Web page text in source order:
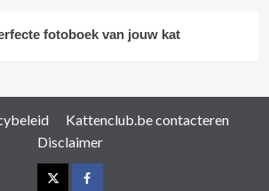
fotoboek van jouw kat
Kattenclub.be contacteren
Disclaimer